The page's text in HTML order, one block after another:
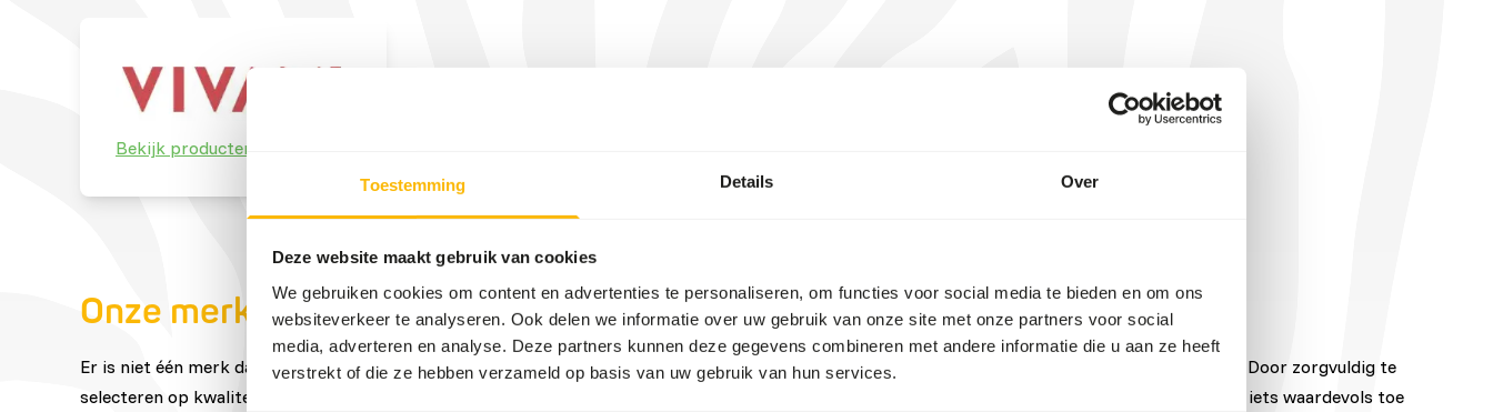
Toestemming Details Over
Deze website maakt gebruik van cookies
We gebruiken cookies om content en advertenties te personaliseren, om functies voor social media te bieden en om ons
websiteverkeer te analyseren. Ook delen we informatie over uw gebruik van onze site met onze partners voor social
media, adverteren en analyse. Deze partners kunnen deze gegevens combineren met andere informatie die u aan ze heeft
verstrekt of die ze hebben verzameld op basis van uw gebruik van hun services.
Bekijk producten
Onze merken
Er is niet één merk dat het beste voer biedt voor alle dieren. Daarom werken we samen met meerdere gevestigde merken van over de hele wereld. Door zorgvuldig te
selecteren op kwaliteit, expertise, vakmanschap en betrouwbaarheid, hebben we een uniek assortiment samengesteld. Elk van deze merken voegt iets waardevols toe